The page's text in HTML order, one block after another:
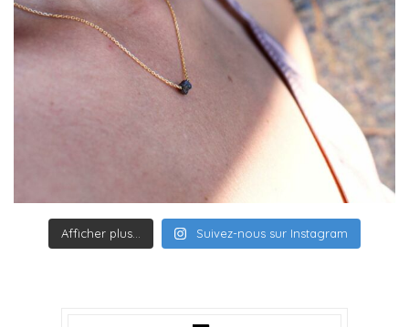
Afficher plus... Suivez-nous sur Instagram